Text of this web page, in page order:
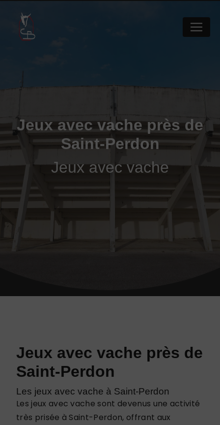
Jeux avec vache près de
Saint-Perdon
Jeux avec vache
Jeux avec vache près de
Saint-Perdon
Les jeux avec vache à Saint-Perdon
Les jeux avec vache sont devenus une activité
très prisée à Saint-Perdon, offrant aux